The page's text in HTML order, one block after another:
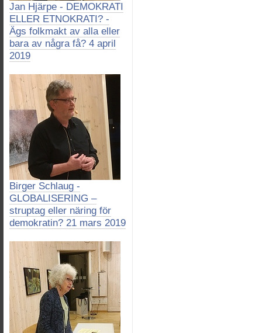
Jan Hjärpe - DEMOKRATI
ELLER ETNOKRATI? -
Ägs folkmakt av alla eller
bara av några få? 4 april
2019
Birger Schlaug -
GLOBALISERING –
struptag eller näring för
demokratin? 21 mars 2019